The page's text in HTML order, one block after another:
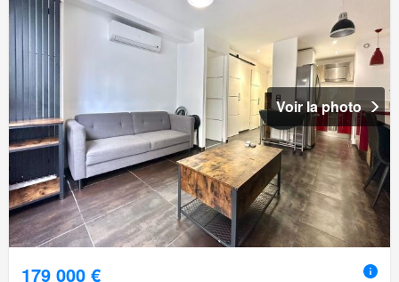
Voir la photo
179 000 €